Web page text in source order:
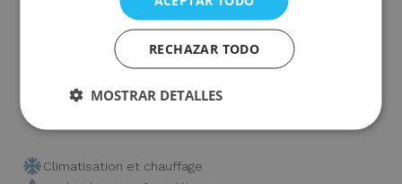
Un lieu conçu pour s’y attarder.
Pour habiter le moment et garder un souvenir qui
Dispose de tous les équipements nécessaires :
Climatisation et chauffage
RECHAZAR TODO
MOSTRAR DETALLES